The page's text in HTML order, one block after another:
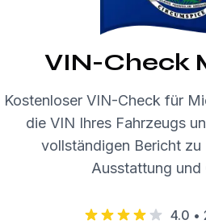
VIN-Check
Kostenloser VIN-Check für
die VIN Ihres Fahrzeugs
vollständigen Bericht zu
Ausstattung und
4.0 •